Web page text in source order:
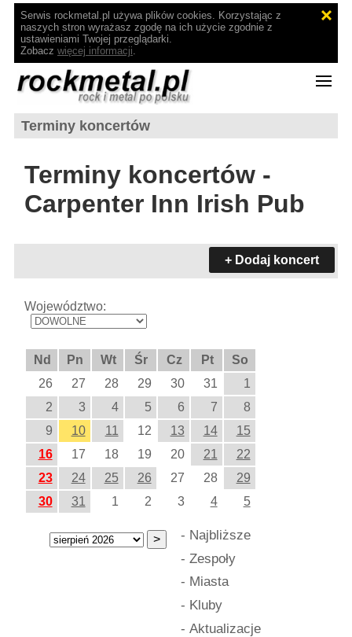
Serwis rockmetal.pl używa plików cookies. Korzystając z
naszych stron wyrażasz zgodę na ich użycie zgodnie z
ustawieniami Twojej przeglądarki.
Zobacz więcej informacji.
Terminy koncertów
Terminy koncertów -
Carpenter Inn Irish Pub
+ Dodaj koncert
Województwo:
Nd Pn Wt Śr Cz Pt
So
26
27 28 29 30 31
1
2
3 4 5 6 7
8
9
10 11 12 13 14
15
16
17 18 19 20 21
22
23
24 25 26 27 28
29
30
31 1 2 3 4 5
- Najbliższe
- Zespoły
- Miasta
- Kluby
- Aktualizacje